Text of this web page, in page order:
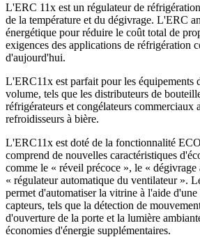
L'ERC 11x est un régulateur de
de la température et du dégivrage. L'ERC
énergétique pour réduire le coût total de
exigences des applications de réfrigération
d'aujourd'hui.
L'ERC11x est parfait pour les équipements
volume, tels que les distributeurs de
réfrigérateurs et congélateurs commerciaux
refroidisseurs à bière.
L'ERC11x est doté de la fonctionnalité
comprend de nouvelles caractéristiques
comme le « réveil précoce », le « dégivrage
« régulateur automatique du ventilateur ».
permet d'automatiser la vitrine à l'aide d'une
capteurs, tels que la détection de
d'ouverture de la porte et la lumière
économies d'énergie supplémentaires.